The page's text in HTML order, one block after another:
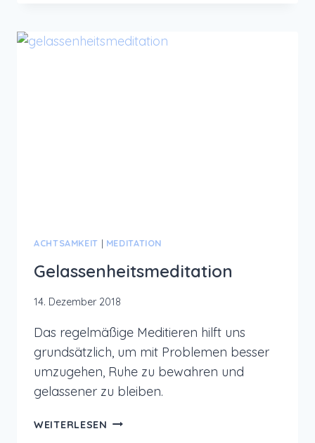
ACHTSAMKEIT | MEDITATION
Gelassenheitsmeditation
14. Dezember 2018
Das regelmäßige Meditieren hilft uns
grundsätzlich, um mit Problemen besser
umzugehen, Ruhe zu bewahren und
gelassener zu bleiben.
WEITERLESEN GELASSENHEITSMEDITATION